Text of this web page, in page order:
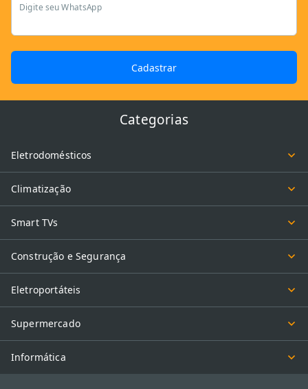
Digite seu WhatsApp
Cadastrar
Categorias
Eletrodomésticos
Climatização
Smart TVs
Construção e Segurança
Eletroportáteis
Supermercado
Informática